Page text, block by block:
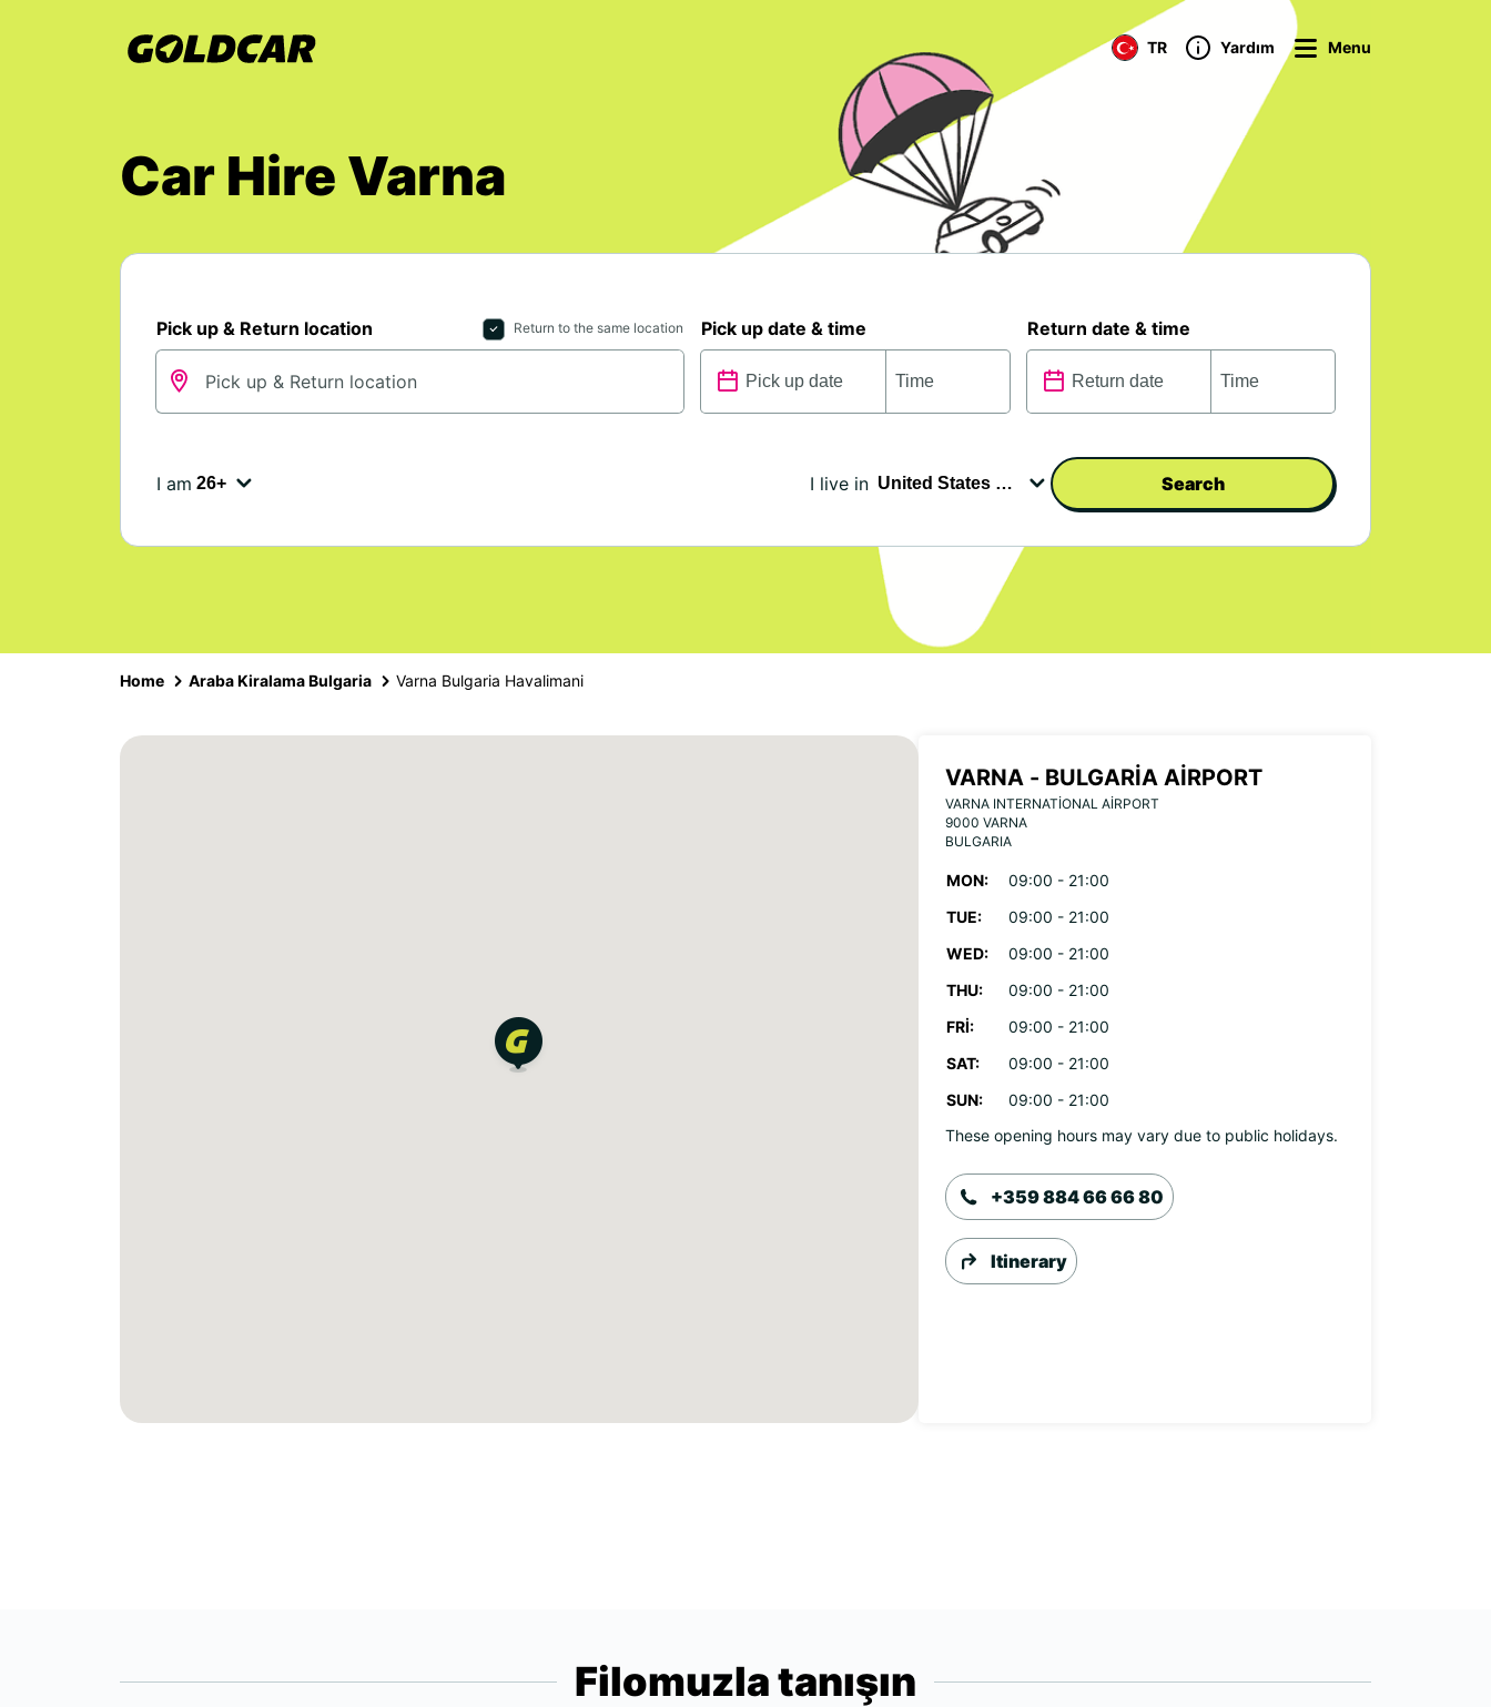
TR Yardım Menu
Car Hire Varna
Pick up & Return location Return to the same location Pick up date & time Return date & time
I am I live in Search
Home Araba Kiralama Bulgaria Varna Bulgaria Havalimani
VARNA - BULGARIA AIRPORT
VARNA INTERNATIONAL AIRPORT
9000 VARNA
BULGARIA
MON:
09:00 - 21:00
TUE:
09:00 - 21:00
WED:
09:00 - 21:00
THU:
09:00 - 21:00
FRI:
09:00 - 21:00
SAT:
09:00 - 21:00
SUN:
09:00 - 21:00
These opening hours may vary due to public holidays.
+359 884 66 66 80
Itinerary
Filomuzla tanışın